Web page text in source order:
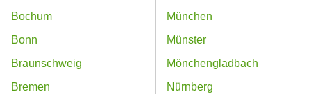
Bochum
Bonn
Braunschweig
Bremen
München
Münster
Mönchengladbach
Nürnberg